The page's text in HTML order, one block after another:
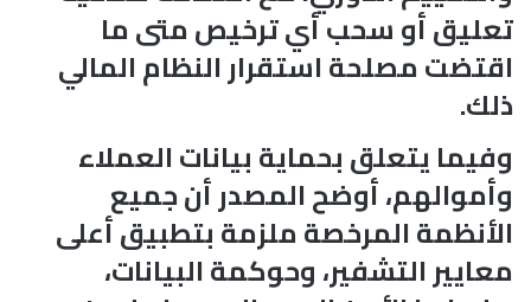
تعليق أو سحب أي ترخيص متى ما
اقتضت مصلحة استقرار النظام المالي
ذلك.
وفيما يتعلق بحماية بيانات العملاء
وأموالهم، أوضح المصدر أن جميع
الأنظمة المرخصة ملزمة بتطبيق أعلى
معايير التشفير، وحوكمة البيانات،